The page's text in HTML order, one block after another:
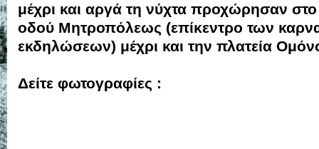
μέχρι και αργά τη νύχτα προχώρησαν
οδού Μητροπόλεως (επίκεντρο των
εκδηλώσεων) μέχρι και την πλατεία
Δείτε φωτογραφίες :